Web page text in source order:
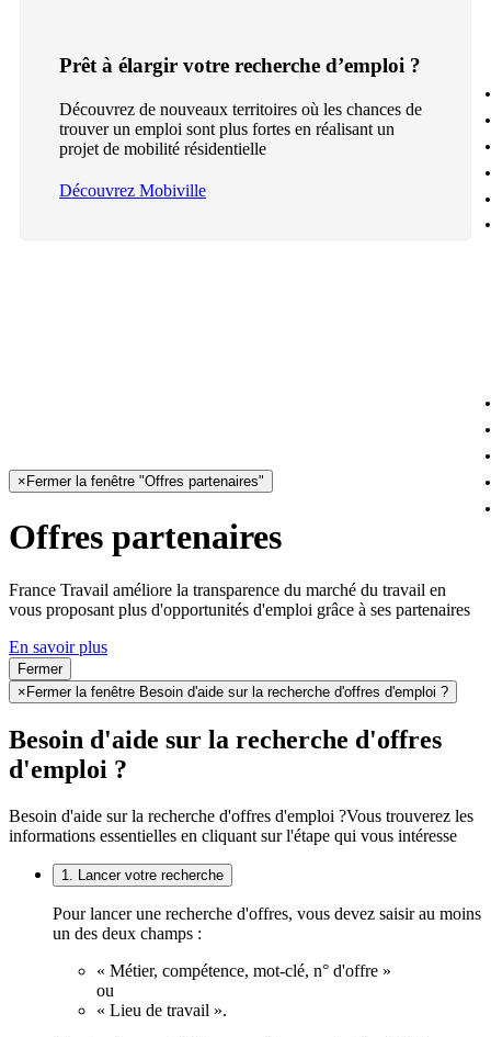
Prêt à élargir votre recherche d’emploi ?
Découvrez de nouveaux territoires où les chances de
trouver un emploi sont plus fortes en réalisant un
projet de mobilité résidentielle
Découvrez Mobiville
× Fermer la fenêtre "Offres partenaires"
Offres partenaires
France Travail améliore la transparence du marché du travail en
vous proposant plus d'opportunités d'emploi grâce à ses partenaires
En savoir plus
Fermer
× Fermer la fenêtre Besoin d'aide sur la recherche d'offres d'emploi ?
Besoin d'aide sur la recherche d'offres
d'emploi ?
Besoin d'aide sur la recherche d'offres d'emploi ?Vous trouverez les
informations essentielles en cliquant sur l'étape qui vous intéresse
1. Lancer votre recherche
Pour lancer une recherche d'offres, vous devez saisir au moins
un des deux champs :
« Métier, compétence, mot-clé, n° d'offre »
ou
« Lieu de travail ».